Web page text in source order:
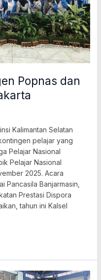
Popnas dan
Kalimantan Selatan
pelajar yang
Pelajar Nasional
Pelajar Nasional
2025. Acara
Banjarmasin,
Prestasi Dispora
tahun ini Kalsel